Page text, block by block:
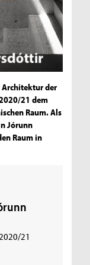
Architektur der
21 dem
Raum. Als
Jórunn
Raum in
21